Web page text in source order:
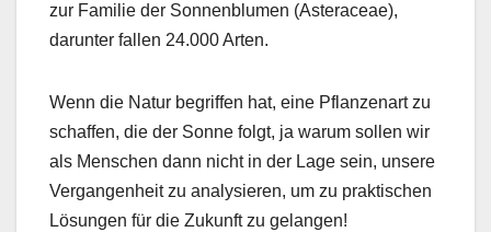
zur Familie der Sonnenblumen (Asteraceae),
darunter fallen 24.000 Arten.
Wenn die Natur begriffen hat, eine Pflanzenart zu
schaffen, die der Sonne folgt, ja warum sollen wir
als Menschen dann nicht in der Lage sein, unsere
Vergangenheit zu analysieren, um zu praktischen
Lösungen für die Zukunft zu gelangen!